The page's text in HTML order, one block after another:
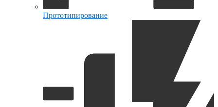
Прототипирование